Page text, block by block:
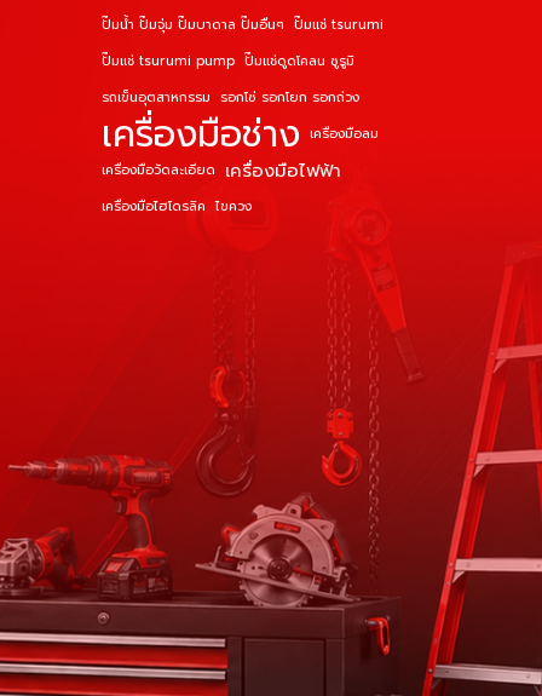
ปั๊มน้ำ ปั๊มจุ่ม ปั๊มบาดาล ปั๊มอื่นๆ ปั๊มแช่ tsurumi
ปั๊มแช่ tsurumi pump ปั๊มแช่ดูดโคลน ซูรูมิ
รถเข็นอุตสาหกรรม รอกโซ่ รอกโยก รอกถ่วง
เครื่องมือช่าง เครื่องมือลม
เครื่องมือวัดละเอียด เครื่องมือไฟฟ้า
เครื่องมือไฮโดรลิค ไขควง